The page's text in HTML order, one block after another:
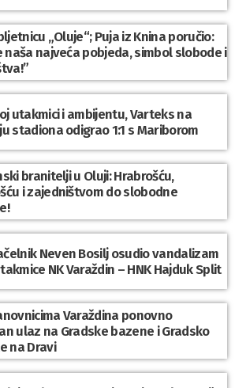
„Oluje“; Puja iz Knina poručio:
naša najveća pobjeda, simbol slobode i
utakmici i ambijentu, Varteks na
stadiona odigrao 1:1 s Mariborom
branitelji u Oluji: Hrabrošću,
i zajedništvom do slobodne
Neven Bosilj osudio vandalizam
NK Varaždin – HNK Hajduk Split
Varaždina ponovno
ulaz na Gradske bazene i Gradsko
na Dravi